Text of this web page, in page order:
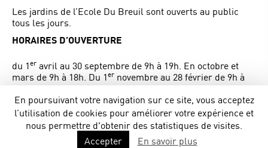
Les jardins de l’Ecole Du Breuil sont ouverts au public
tous les jours.
HORAIRES D’OUVERTURE
du 1er avril au 30 septembre de 9h à 19h. En octobre et
mars de 9h à 18h. Du 1er novembre au 28 février de 9h à
17h.
Entrée Route de la pyramide en face de l’entrée de
l’Arboretum de Paris.
© École Du Breuil
En poursuivant votre navigation sur ce site, vous acceptez
l’utilisation de cookies pour améliorer votre expérience et
nous permettre d'obtenir des statistiques de visites.
Accepter
En savoir plus